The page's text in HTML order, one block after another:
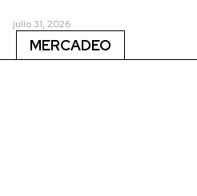
julio 31, 2026
MERCADEO